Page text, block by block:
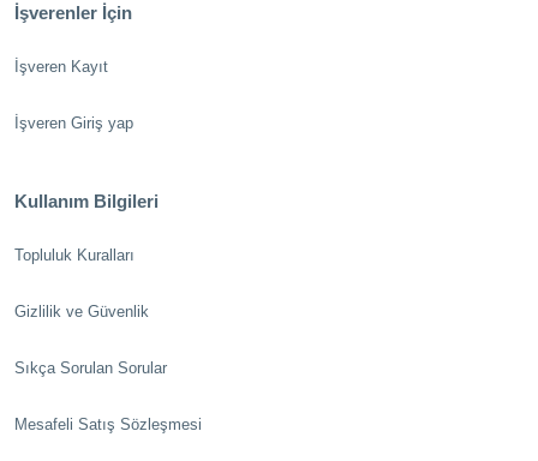
İşverenler İçin
İşveren Kayıt
İşveren Giriş yap
Kullanım Bilgileri
Topluluk Kuralları
Gizlilik ve Güvenlik
Sıkça Sorulan Sorular
Mesafeli Satış Sözleşmesi